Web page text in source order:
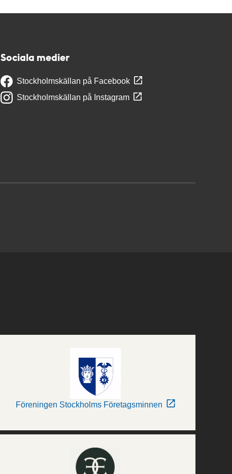
Sociala medier
Stockholmskällan på Facebook
Stockholmskällan på Instagram
Föreningen Stockholms Företagsminnen